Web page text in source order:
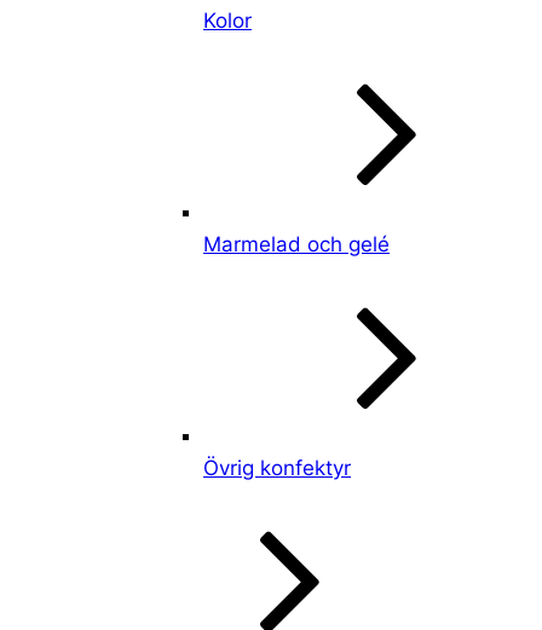
Kolor
Marmelad och gelé
Övrig konfektyr